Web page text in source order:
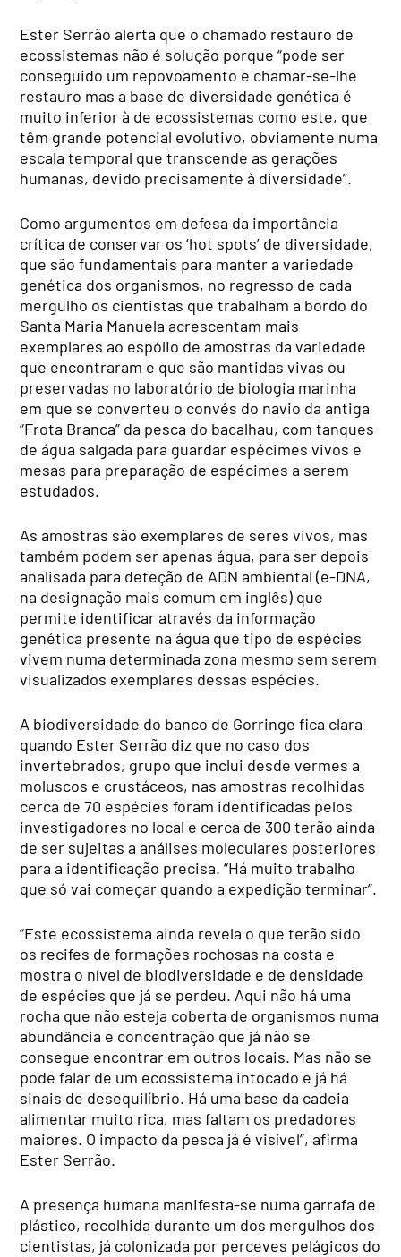
Ester Serrão alerta que o chamado restauro de
ecossistemas não é solução porque “pode ser
conseguido um repovoamento e chamar-se-lhe
restauro mas a base de diversidade genética é
muito inferior à de ecossistemas como este, que
têm grande potencial evolutivo, obviamente numa
escala temporal que transcende as gerações
humanas, devido precisamente à diversidade”.
Como argumentos em defesa da importância
crítica de conservar os ‘hot spots’ de diversidade,
que são fundamentais para manter a variedade
genética dos organismos, no regresso de cada
mergulho os cientistas que trabalham a bordo do
Santa Maria Manuela acrescentam mais
exemplares ao espólio de amostras da variedade
que encontraram e que são mantidas vivas ou
preservadas no laboratório de biologia marinha
em que se converteu o convés do navio da antiga
“Frota Branca” da pesca do bacalhau, com tanques
de água salgada para guardar espécimes vivos e
mesas para preparação de espécimes a serem
estudados.
As amostras são exemplares de seres vivos, mas
também podem ser apenas água, para ser depois
analisada para deteção de ADN ambiental (e-DNA,
na designação mais comum em inglês) que
permite identificar através da informação
genética presente na água que tipo de espécies
vivem numa determinada zona mesmo sem serem
visualizados exemplares dessas espécies.
A biodiversidade do banco de Gorringe fica clara
quando Ester Serrão diz que no caso dos
invertebrados, grupo que inclui desde vermes a
moluscos e crustáceos, nas amostras recolhidas
cerca de 70 espécies foram identificadas pelos
investigadores no local e cerca de 300 terão ainda
de ser sujeitas a análises moleculares posteriores
para a identificação precisa. “Há muito trabalho
que só vai começar quando a expedição terminar”.
“Este ecossistema ainda revela o que terão sido
os recifes de formações rochosas na costa e
mostra o nível de biodiversidade e de densidade
de espécies que já se perdeu. Aqui não há uma
rocha que não esteja coberta de organismos numa
abundância e concentração que já não se
consegue encontrar em outros locais. Mas não se
pode falar de um ecossistema intocado e já há
sinais de desequilíbrio. Há uma base da cadeia
alimentar muito rica, mas faltam os predadores
maiores. O impacto da pesca já é visível”, afirma
Ester Serrão.
A presença humana manifesta-se numa garrafa de
plástico, recolhida durante um dos mergulhos dos
cientistas, já colonizada por perceves pelágicos do